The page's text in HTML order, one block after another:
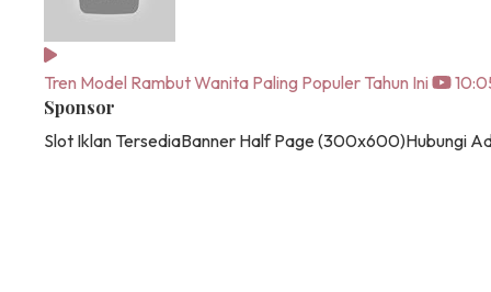
Tren Model Rambut Wanita Paling Populer Tahun Ini
Sponsor
Slot Iklan TersediaBanner Half Page (300x600)Hubungi